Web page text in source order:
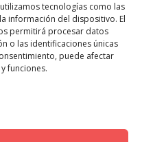
tecnologías como las
información del dispositivo. El
permitirá procesar datos
o las identificaciones únicas
puede afectar
funciones.